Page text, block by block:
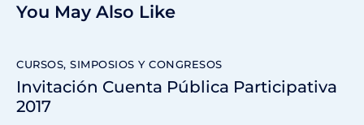
You May Also Like
CURSOS, SIMPOSIOS Y CONGRESOS
Invitación Cuenta Pública Participativa
2017